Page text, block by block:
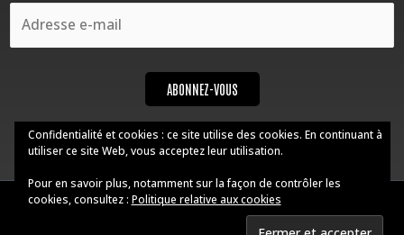
ABONNEZ-VOUS
Copyright © 2026 Sacs Pochettes Fullchic ·réalisé par Web DP
Confidentialité et cookies : ce site utilise des cookies. En continuant à
utiliser ce site Web, vous acceptez leur utilisation.
Pour en savoir plus, notamment sur la façon de contrôler les
cookies, consultez : Politique relative aux cookies